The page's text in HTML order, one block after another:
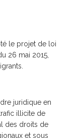
le projet de loi
26 mai 2015,
juridique en
illicite de
des droits de
et sous